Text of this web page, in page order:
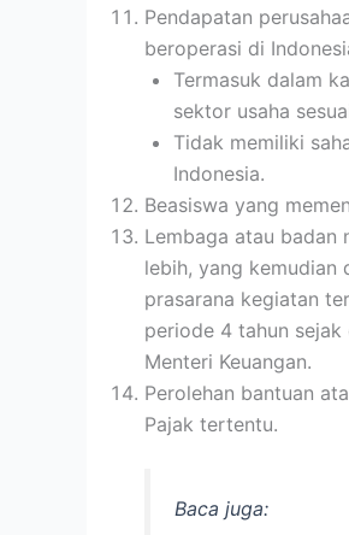
Pendapatan
beroperasi di
Termasuk dalam
sektor usaha
Tidak memiliki
Indonesia.
Beasiswa yang
Lembaga atau badan
lebih, yang kemudian
prasarana kegiatan
periode 4 tahun
Menteri Keuangan.
Perolehan bantuan
Pajak tertentu.
Baca juga: